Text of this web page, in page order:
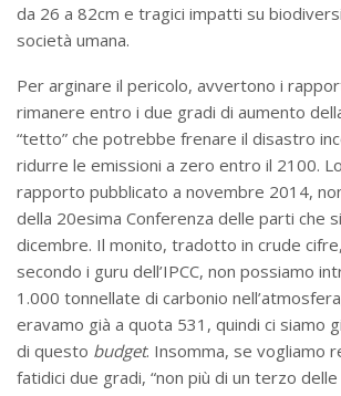
da 26 a 82cm e tragici impatti su
società umana.
Per arginare il pericolo, avvertono i
rimanere entro i due gradi di aumento
“tetto” che potrebbe frenare il disastro
ridurre le emissioni a zero entro il 2100.
rapporto pubblicato a novembre 2014,
della 20esima Conferenza delle parti che
dicembre. Il monito, tradotto in crude
secondo i guru dell’IPCC, non possiamo
1.000 tonnellate di carbonio
eravamo già a quota 531, quindi ci siamo
di questo budget. Insomma, se vogliamo
fatidici due gradi, “non più di un terzo